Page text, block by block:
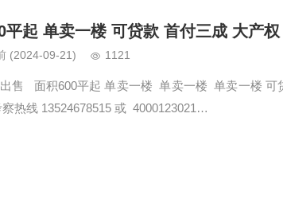
起 单卖一楼 可贷款 首付三成 大产
(2024-09-21) 1121
售 面积600平起 单卖一楼 单卖一楼 单卖一楼 可
热线 13524678515 或 4000123021…